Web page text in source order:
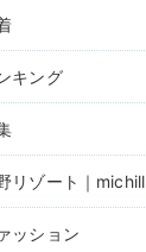
キング
リゾート｜michill
ッション